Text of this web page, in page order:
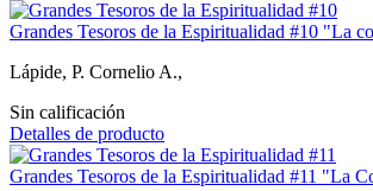
Grandes Tesoros de la Espiritualidad #10 "La
Lápide, P. Cornelio A.,
Sin calificación
Detalles de producto
Grandes Tesoros de la Espiritualidad #11 "La